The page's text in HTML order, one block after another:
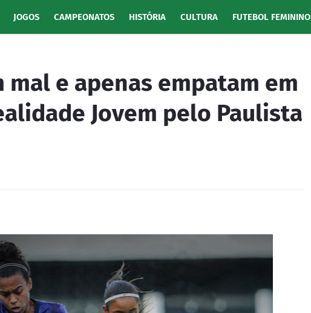
JOGOS CAMPEONATOS HISTÓRIA CULTURA FUTEBOL FEMININO
mal e apenas empatam em
Jovem pelo Paulista